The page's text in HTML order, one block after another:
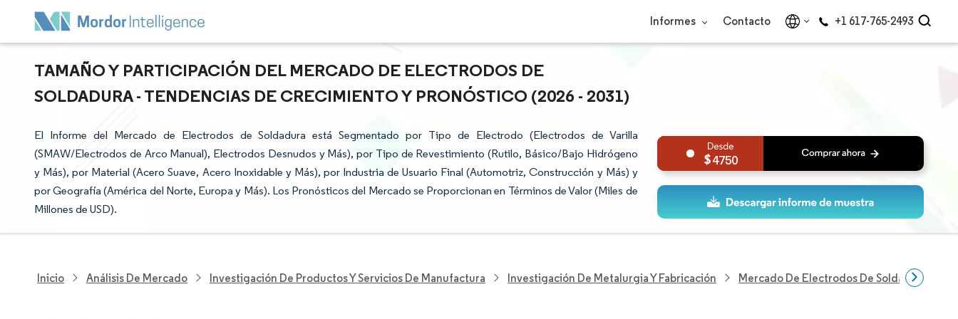
Informes Contacto +1 617-765-2493
TAMAÑO Y PARTICIPACIÓN DEL MERCADO DE ELECTRODOS DE
SOLDADURA - TENDENCIAS DE CRECIMIENTO Y PRONÓSTICO (2026 - 2031)
El Informe del Mercado de Electrodos de Soldadura está Segmentado por Tipo de Electrodo (Electrodos de Varilla
(SMAW/Electrodos de Arco Manual), Electrodos Desnudos y Más), por Tipo de Revestimiento (Rutilo, Básico/Bajo Hidrógeno
y Más), por Material (Acero Suave, Acero Inoxidable y Más), por Industria de Usuario Final (Automotriz, Construcción y Más) y
por Geografía (América del Norte, Europa y Más). Los Pronósticos del Mercado se Proporcionan en Términos de Valor (Miles de
Millones de USD).
4750
Inicio Análisis De Mercado Investigación De Productos Y Servicios De Manufactura Investigación De Metalurgia Y Fabricación Mercado De Electrodos De Soldadura